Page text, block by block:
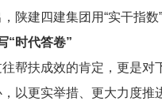
陕建四建集团用“实干指
“时代答卷”
帮扶成效的肯定，更是对
以更实举措、更大力度